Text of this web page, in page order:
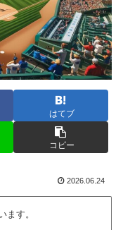
はてブ
コピー
2026.06.24
ます。